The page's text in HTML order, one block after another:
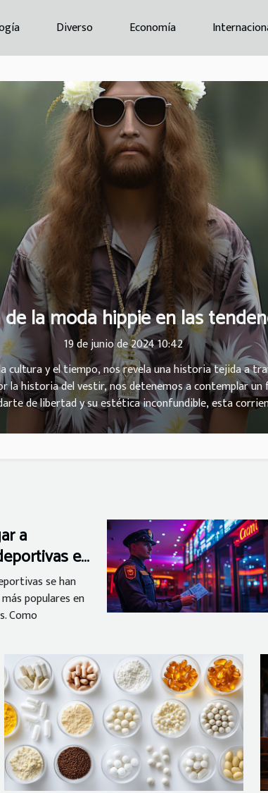
Diverso Economía
la moda hippie en las
19 de junio de 2024 10:42
cultura y el tiempo, nos revela una historia tejida a
la historia del vestir, nos detenemos a contemplar
de libertad y su estética inconfundible, esta
Invitamos al lector a explorar los hilos que
paz y amor aún resuenan en las propuestas de
a
en
se han
populares en
Como